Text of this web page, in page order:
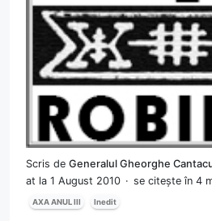
Scris de Generalul Gheorghe
at la 1 August 2010
se citește în 4
AXA ANUL III Inedit